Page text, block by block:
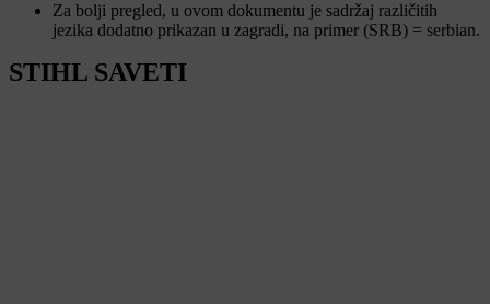
Za bolji pregled, u ovom dokumentu je sadržaj različitih
jezika dodatno prikazan u zagradi, na primer (SRB) = serbian.
STIHL SAVETI